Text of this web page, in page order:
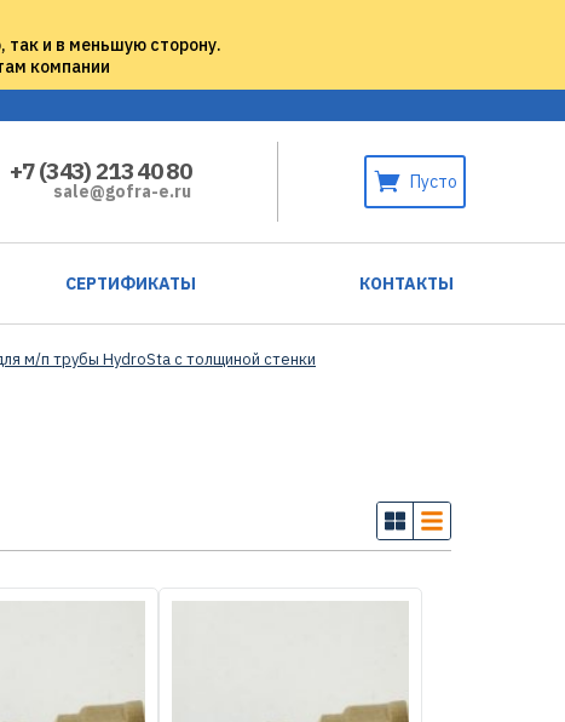
так и в меньшую сторону.
компании
+7 (343) 213 40 80
sale@gofra-e.ru Пусто
СЕРТИФИКАТЫ КОНТАКТЫ
м/п трубы HydroSta с толщиной стенки